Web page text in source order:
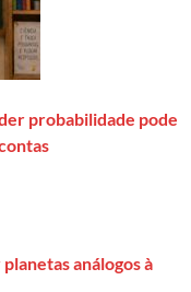
probabilidade pode
análogos à